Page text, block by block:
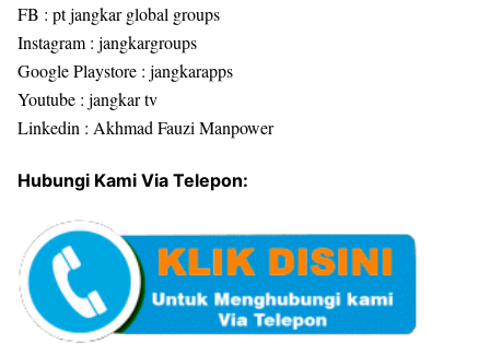
FB : pt jangkar global groups
Instagram : jangkargroups
Google Playstore : jangkarapps
Youtube : jangkar tv
Linkedin : Akhmad Fauzi Manpower
Hubungi Kami Via Telepon: